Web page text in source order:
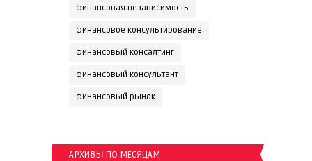
финансовая независимость
финансовое консультирование
финансовый консалтинг
финансовый консультант
финансовый рынок
АРХИВЫ ПО МЕСЯЦАМ